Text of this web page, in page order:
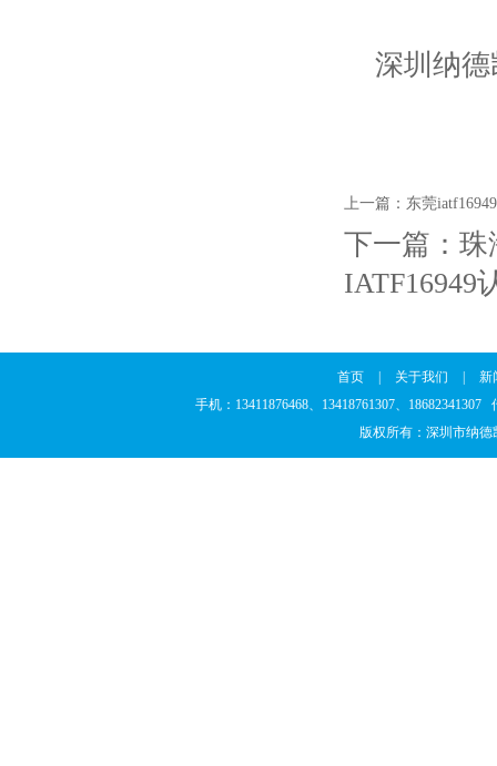
深圳纳
上一篇： 东莞
下一篇： 珠
IATF16949
首页 关于我们
新
手机：13411876468、13418761307、
版权所有：深圳市纳